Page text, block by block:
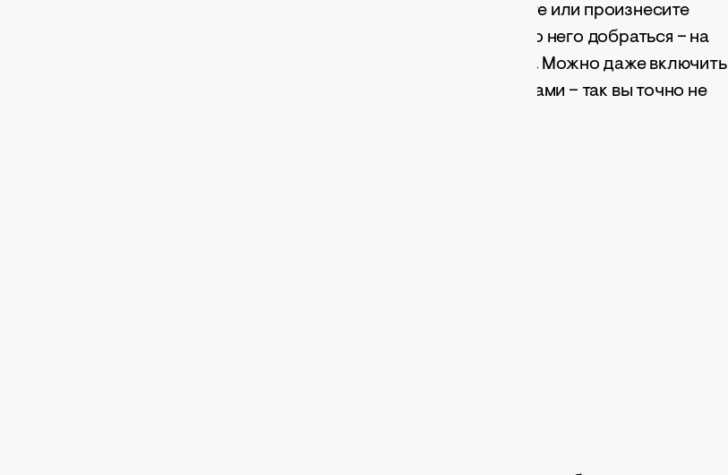
А если вы хотите проложить маршрут, просто введите или произнесите
название нужного места, и поисковик покажет, как до него добраться – на
автомобиле, общественном транспорте или пешком. Можно даже включить
пошаговые GPS-инструкции с голосовыми подсказками – так вы точно не